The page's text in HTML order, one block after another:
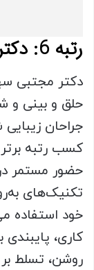
رتبه 6: دکتر مجتبی سهراب پور
دکتر مجتبی
جراحان
کسب رتبه
حضور مستمر
تکنیک‌های
کاری، پایبندی
روشن، تسلط